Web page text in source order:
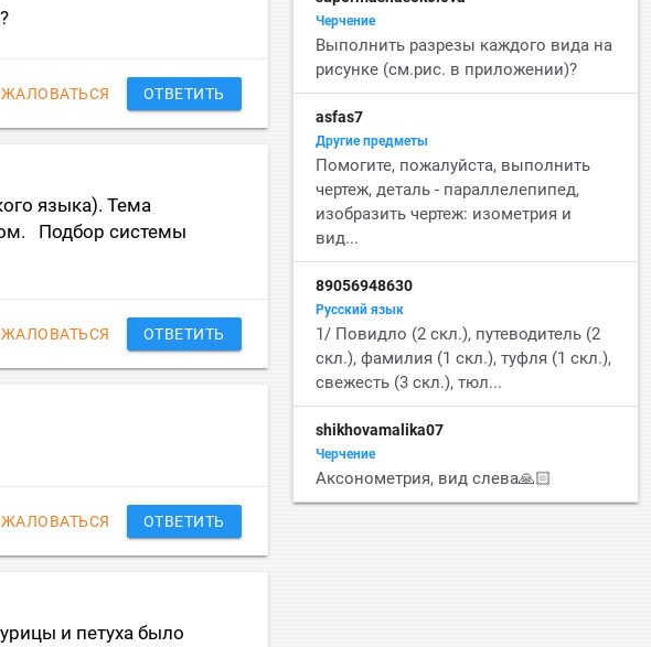
ОТВЕТИТЬ
языка). Тема
Подбор системы
ОТВЕТИТЬ
ОТВЕТИТЬ
и петуха было
Черчение
Выполнить разрезы каждого вида на
рисунке (см.рис. в приложении)?
asfas7
Другие предметы
Помогите, пожалуйста, выполнить
чертеж, деталь - параллелепипед,
изобразить чертеж: изометрия и
вид...
89056948630
Русский язык
1/ Повидло (2 скл.), путеводитель (2
скл.), фамилия (1 скл.), туфля (1 скл.),
свежесть (3 скл.), тюл...
shikhovamalika07
Черчение
Аксонометрия, вид слева🙏🏻